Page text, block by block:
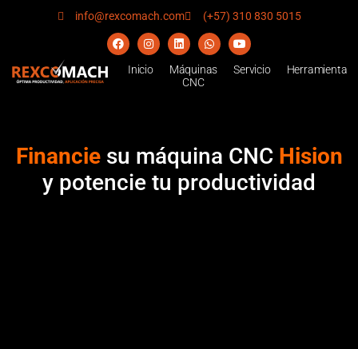
info@rexcomach.com (+57) 310 830 5015
Inicio
Máquinas
CNC
Servicio Herramienta
Financiesu máquina CNC Hision
y potencie tu productividad